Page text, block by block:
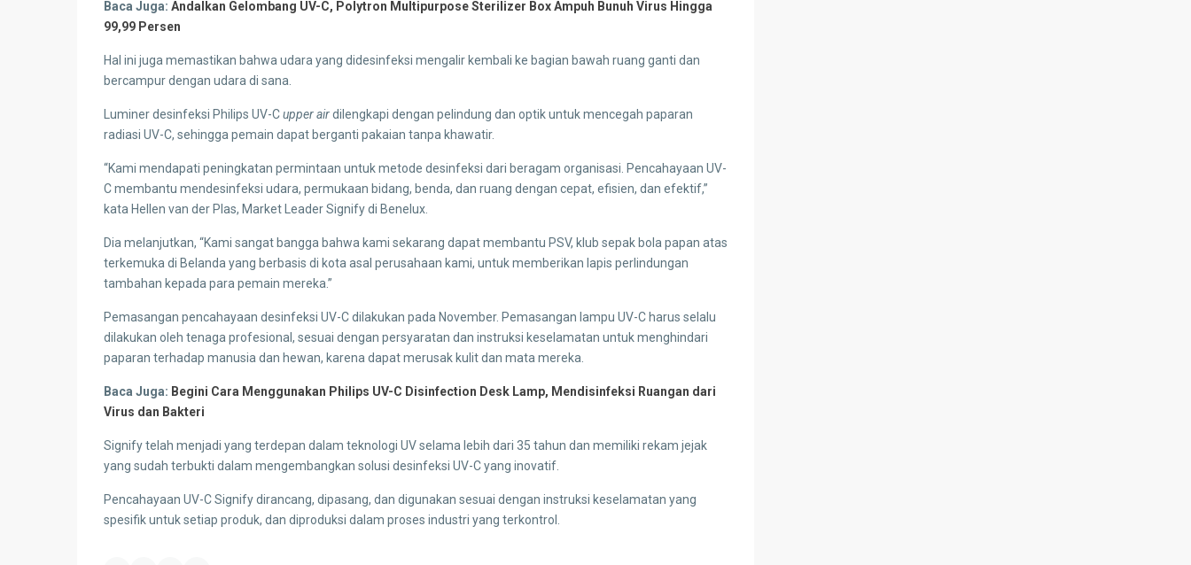
Baca Juga: Andalkan Gelombang UV-C, Polytron Multipurpose Sterilizer Box Ampuh Bunuh Virus Hingga
99,99 Persen
Hal ini juga memastikan bahwa udara yang didesinfeksi mengalir kembali ke bagian bawah ruang ganti dan
bercampur dengan udara di sana.
Luminer desinfeksi Philips UV-Cupper airdilengkapi dengan pelindung dan optik untuk mencegah paparan
radiasi UV-C, sehingga pemain dapat berganti pakaian tanpa khawatir.
“Kami mendapati peningkatan permintaan untuk metode desinfeksi dari beragam organisasi. Pencahayaan UV-
C membantu mendesinfeksi udara, permukaan bidang, benda, dan ruang dengan cepat, efisien, dan efektif,”
kata Hellen van der Plas, Market Leader Signify di Benelux.
Dia melanjutkan, “Kami sangat bangga bahwa kami sekarang dapat membantu PSV, klub sepak bola papan atas
terkemuka di Belanda yang berbasis di kota asal perusahaan kami, untuk memberikan lapis perlindungan
tambahan kepada para pemain mereka.”
Pemasangan pencahayaan desinfeksi UV-C dilakukan pada November. Pemasangan lampu UV-C harus selalu
dilakukan oleh tenaga profesional, sesuai dengan persyaratan dan instruksi keselamatan untuk menghindari
paparan terhadap manusia dan hewan, karena dapat merusak kulit dan mata mereka.
Baca Juga: Begini Cara Menggunakan Philips UV-C Disinfection Desk Lamp, Mendisinfeksi Ruangan dari
Virus dan Bakteri
Signify telah menjadi yang terdepan dalam teknologi UV selama lebih dari 35 tahun dan memiliki rekam jejak
yang sudah terbukti dalam mengembangkan solusi desinfeksi UV-C yang inovatif.
Pencahayaan UV-C Signify dirancang, dipasang, dan digunakan sesuai dengan instruksi keselamatan yang
spesifik untuk setiap produk, dan diproduksi dalam proses industri yang terkontrol.